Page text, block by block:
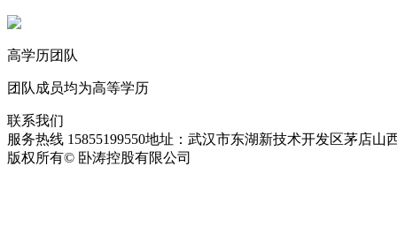
高学历团队
团队成员均为高等学历
联系我们
服务热线 15855199550地址：武汉市东湖新技术开发区茅店山
版权所有© 卧涛控股有限公司